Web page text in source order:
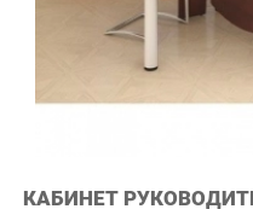
КАБИНЕТ
10 БУРГУНДИ